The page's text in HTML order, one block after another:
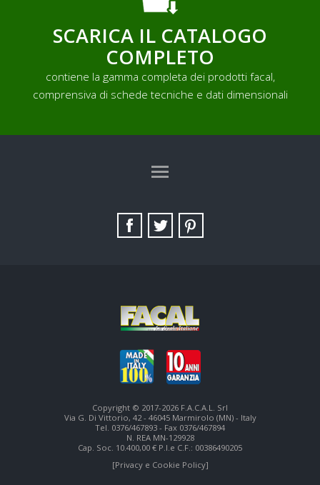
SCARICA IL CATALOGO
COMPLETO
contiene la gamma completa dei prodotti facal,
comprensiva di schede tecniche e dati dimensionali
SITE MAP
Copyright © 2017-2026 F.A.C.A.L. Srl
Via G. Di Vittorio, 42 - 46045 Marmirolo (MN) - Italy
Tel. 0376/467893 - Fax 0376/467894
N. REA MN-129928
Cap. Soc. 10.400,00 € P.I.e C.F.: 00386490205
[Privacy e Cookie Policy]